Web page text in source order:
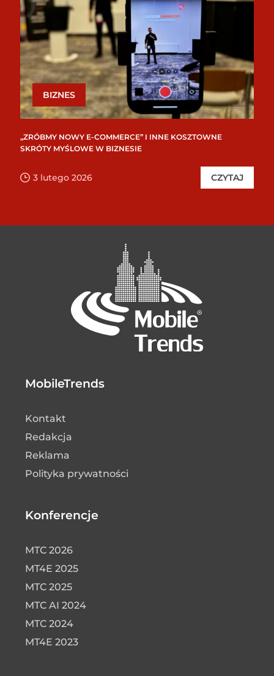
BIZNES
„ZRÓBMY NOWY E-COMMERCE” I INNE KOSZTOWNE
SKRÓTY MYŚLOWE W BIZNESIE
3 lutego 2026 CZYTAJ
MobileTrends
Kontakt
Redakcja
Reklama
Polityka prywatności
Konferencje
MTC 2026
MT4E 2025
MTC 2025
MTC AI 2024
MTC 2024
MT4E 2023